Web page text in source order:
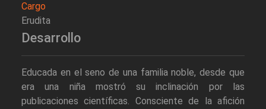
Cargo
Erudita
Desarrollo
Educada en el seno de una familia noble, desde que
era una niña mostró su inclinación por las
publicaciones científicas. Consciente de la afición